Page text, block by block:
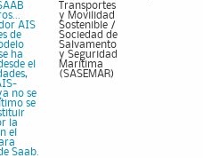
AIS
de
ha
el
no se
se
la
el
Saab.
Transportes
y Movilidad
Sostenible /
Sociedad de
Salvamento
y Seguridad
Marítima
(SASEMAR)